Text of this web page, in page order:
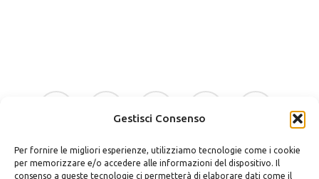
Gestisci Consenso
Per fornire le migliori esperienze, utilizziamo tecnologie come i cookie
per memorizzare e/o accedere alle informazioni del dispositivo. Il
consenso a queste tecnologie ci permetterà di elaborare dati come il
facebook
google-
instagram whatsapp tiktok
phone email